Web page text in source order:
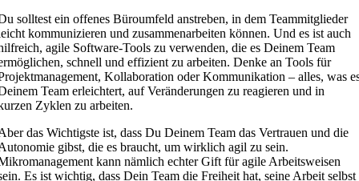
solltest ein offenes Büroumfeld anstreben, in dem Teammitglieder
kommunizieren und zusammenarbeiten können. Und es ist auch
agile Software-Tools zu verwenden, die es Deinem Team
schnell und effizient zu arbeiten. Denke an Tools für
Kollaboration oder Kommunikation – alles, was
Team erleichtert, auf Veränderungen zu reagieren und in
Zyklen zu arbeiten.
das Wichtigste ist, dass Du Deinem Team das Vertrauen und die
gibst, die es braucht, um wirklich agil zu sein.
kann nämlich echter Gift für agile Arbeitsweisen
Es ist wichtig, dass Dein Team die Freiheit hat, seine Arbeit selbst